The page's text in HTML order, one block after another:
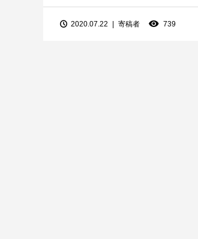
2020.07.22 寄稿者 739